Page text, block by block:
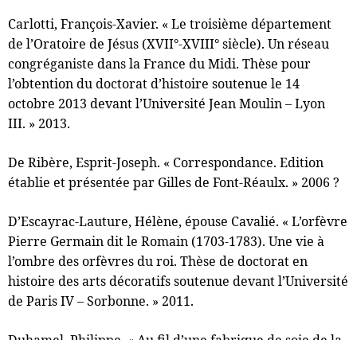
Carlotti, François-Xavier. « Le troisième département
de l’Oratoire de Jésus (XVII°-XVIII° siècle). Un réseau
congréganiste dans la France du Midi. Thèse pour
l’obtention du doctorat d’histoire soutenue le 14
octobre 2013 devant l’Université Jean Moulin – Lyon
III. » 2013.
De Ribère, Esprit-Joseph. « Correspondance. Edition
établie et présentée par Gilles de Font-Réaulx. » 2006 ?
D’Escayrac-Lauture, Hélène, épouse Cavalié. « L’orfèvre
Pierre Germain dit le Romain (1703-1783). Une vie à
l’ombre des orfèvres du roi. Thèse de doctorat en
histoire des arts décoratifs soutenue devant l’Université
de Paris IV – Sorbonne. » 2011.